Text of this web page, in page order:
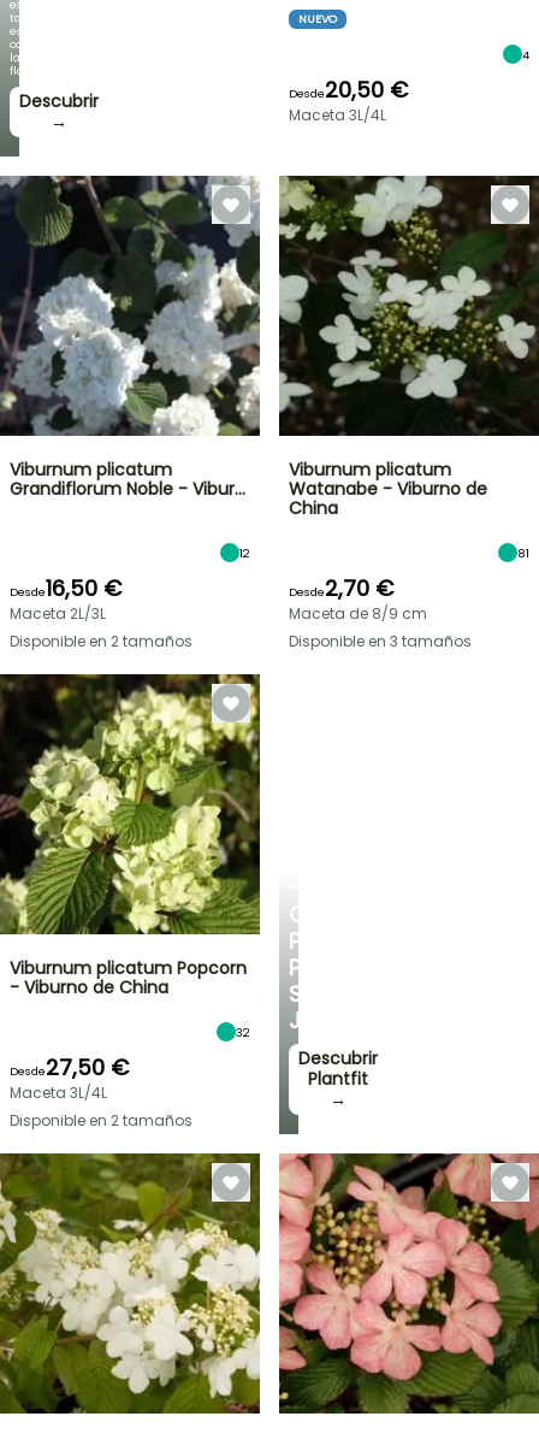
es
tan
espectacular
como
la
floración!
Descubrir
→
CONSEJOS
PERSONALIZADOS
PARA
SU
JARDÍN
Descubrir
Plantfit
→
NUEVO
4
Desde20,50 €
Maceta 3L/4L
Viburnum plicatum
Grandiflorum Noble - Vibur…
12
Desde16,50 €
Maceta 2L/3L
Disponible en 2 tamaños
Viburnum plicatum
Watanabe - Viburno de
China
81
Desde2,70 €
Maceta de 8/9 cm
Disponible en 3 tamaños
Viburnum plicatum Popcorn
- Viburno de China
32
Desde27,50 €
Maceta 3L/4L
Disponible en 2 tamaños